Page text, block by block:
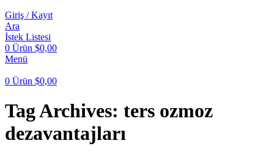
Giriş / Kayıt
Ara
İstek Listesi
0 Ürün $0,00
Menü
0 Ürün $0,00
Tag Archives: ters ozmoz
dezavantajları